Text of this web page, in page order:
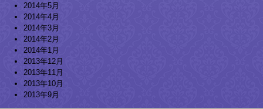
2014年5月
2014年4月
2014年3月
2014年2月
2014年1月
2013年12月
2013年11月
2013年10月
2013年9月